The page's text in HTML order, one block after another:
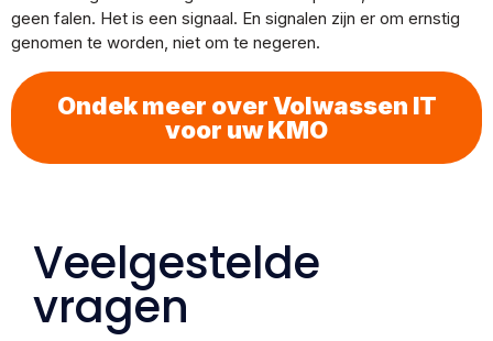
geen falen. Het is een signaal. En signalen zijn er om ernstig
genomen te worden, niet om te negeren.
Ondek meer over Volwassen IT
voor uw KMO
Veelgestelde
vragen